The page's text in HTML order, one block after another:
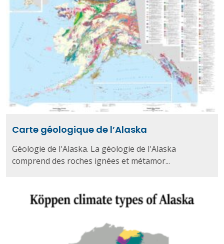
Carte géologique de l’Alaska
Géologie de l'Alaska. La géologie de l'Alaska
comprend des roches ignées et métamor...